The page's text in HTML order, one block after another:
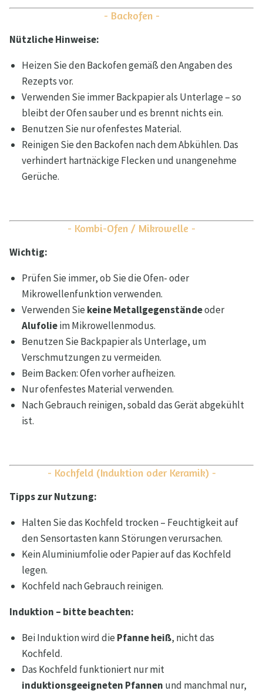
- Backofen -
Nützliche Hinweise:
Heizen Sie den Backofen gemäß den Angaben des
Rezepts vor.
Verwenden Sie immer Backpapier als Unterlage – so
bleibt der Ofen sauber und es brennt nichts ein.
Benutzen Sie nur ofenfestes Material.
Reinigen Sie den Backofen nach dem Abkühlen. Das
verhindert hartnäckige Flecken und unangenehme
Gerüche.
- Kombi-Ofen / Mikrowelle -
Wichtig:
Prüfen Sie immer, ob Sie die Ofen- oder
Mikrowellenfunktion verwenden.
Verwenden Sie keine Metallgegenständeoder
Alufolieim Mikrowellenmodus.
Benutzen Sie Backpapier als Unterlage, um
Verschmutzungen zu vermeiden.
Beim Backen: Ofen vorher aufheizen.
Nur ofenfestes Material verwenden.
Nach Gebrauch reinigen, sobald das Gerät abgekühlt
ist.
- Kochfeld (Induktion oder Keramik) -
Tipps zur Nutzung:
Halten Sie das Kochfeld trocken – Feuchtigkeit auf
den Sensortasten kann Störungen verursachen.
Kein Aluminiumfolie oder Papier auf das Kochfeld
legen.
Kochfeld nach Gebrauch reinigen.
Induktion – bitte beachten:
Bei Induktion wird die Pfanne heiß, nicht das
Kochfeld.
Das Kochfeld funktioniert nur mit
induktionsgeeigneten Pfannen und manchmal nur,